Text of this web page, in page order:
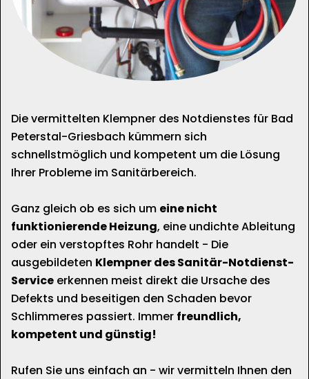
Die vermittelten Klempner des Notdienstes für Bad
Peterstal-Griesbach kümmern sich
schnellstmöglich und kompetent um die Lösung
Ihrer Probleme im Sanitärbereich.
Ganz gleich ob es sich um eine nicht
funktionierende Heizung, eine undichte Ableitung
oder ein verstopftes Rohr handelt - Die
ausgebildeten Klempner des Sanitär-Notdienst-
Service erkennen meist direkt die Ursache des
Defekts und beseitigen den Schaden bevor
Schlimmeres passiert. Immer freundlich,
kompetent und günstig!
Rufen Sie uns einfach an - wir vermitteln Ihnen den